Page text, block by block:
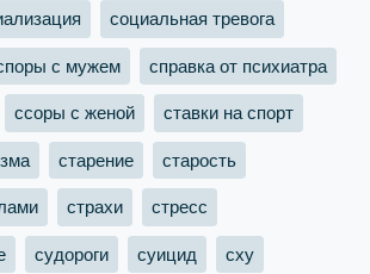
социальная тревога
с мужем справка от психиатра
ссоры с женой ставки на спорт
старение старость
страхи стресс
судороги суицид сху